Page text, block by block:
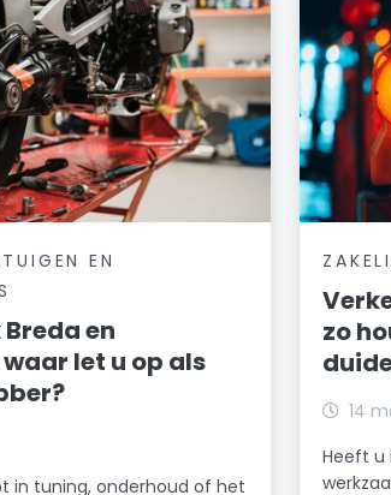
EN
en
let u op als
in tuning, onderhoud of het
zo
14
Heeft u